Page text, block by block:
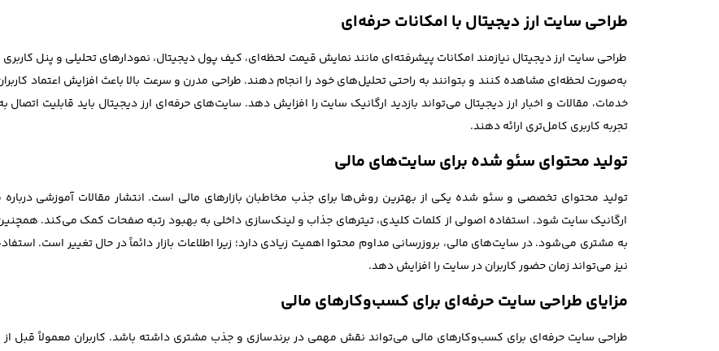
طراحی سایت ارز دیجیتال با امکانات حرفه‌ای
طراحی سایت ارز دیجیتال نیازمند امکانات پیشرفته‌ای مانند نمایش قیمت لحظه‌ای، کیف پول دیجیتال، نمودارهای تحلیلی و پنل کاربری
به‌صورت لحظه‌ای مشاهده کنند و بتوانند به راحتی تحلیل‌های خود را انجام دهند. طراحی مدرن و سرعت بالا باعث افزایش اعتماد
تجربه کاربری کامل‌تری ارائه دهند.
تولید محتوای سئو شده برای سایت‌های مالی
تولید محتوای تخصصی و سئو شده یکی از بهترین روش‌ها برای جذب مخاطبان بازارهای مالی است. انتشار مقالات آموزشی درباره
ارگانیک سایت شود. استفاده اصولی از کلمات کلیدی، تیترهای جذاب و لینک‌سازی داخلی به بهبود رتبه صفحات کمک می‌کند. همچنین
به مشتری می‌شود. در سایت‌های مالی، بروزرسانی مداوم محتوا اهمیت زیادی دارد؛ زیرا اطلاعات بازار دائماً در حال تغییر است.
نیز می‌تواند زمان حضور کاربران در سایت را افزایش دهد.
مزایای طراحی سایت حرفه‌ای برای کسب‌وکارهای مالی
طراحی سایت حرفه‌ای برای کسب‌وکارهای مالی می‌تواند نقش مهمی در برندسازی و جذب مشتری داشته باشد. کاربران معمولاً قبل از